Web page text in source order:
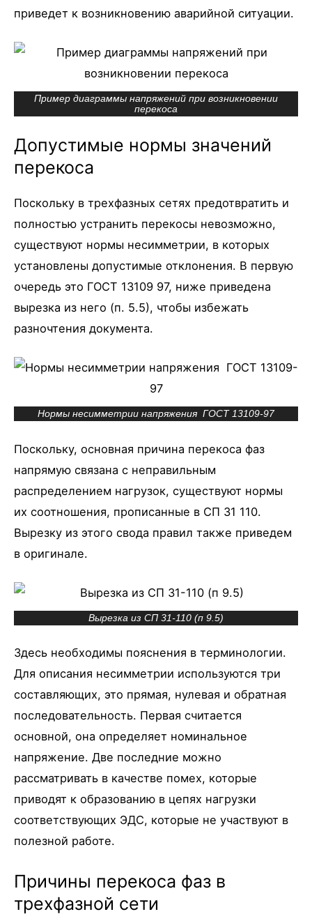
приведет к возникновению аварийной ситуации.
Пример диаграммы напряжений при возникновении
перекоса
Допустимые нормы значений
перекоса
Поскольку в трехфазных сетях предотвратить и
полностью устранить перекосы невозможно,
существуют нормы несимметрии, в которых
установлены допустимые отклонения. В первую
очередь это ГОСТ 13109 97, ниже приведена
вырезка из него (п. 5.5), чтобы избежать
разночтения документа.
Нормы несимметрии напряжения ГОСТ 13109-97
Поскольку, основная причина перекоса фаз
напрямую связана с неправильным
распределением нагрузок, существуют нормы
их соотношения, прописанные в СП 31 110.
Вырезку из этого свода правил также приведем
в оригинале.
Вырезка из СП 31-110 (п 9.5)
Здесь необходимы пояснения в терминологии.
Для описания несимметрии используются три
составляющих, это прямая, нулевая и обратная
последовательность. Первая считается
основной, она определяет номинальное
напряжение. Две последние можно
рассматривать в качестве помех, которые
приводят к образованию в цепях нагрузки
соответствующих ЭДС, которые не участвуют в
полезной работе.
Причины перекоса фаз в
трехфазной сети